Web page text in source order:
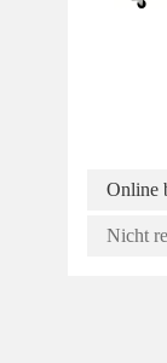
Online
Nicht